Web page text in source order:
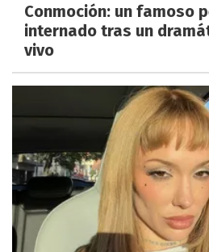
Conmoción: un famoso
internado tras un
vivo